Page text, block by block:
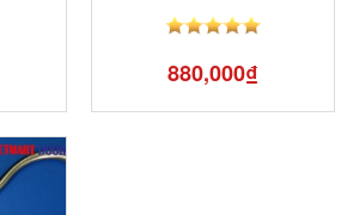
Inox304
880,000₫